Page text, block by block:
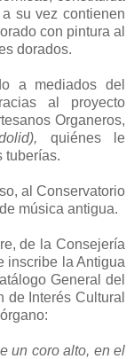
su vez contienen
con pintura al
dorados.
a mediados del
al proyecto
Organeros,
quiénes le
tuberías.
al Conservatorio
música antigua.
de la Consejería
inscribe la Antigua
General del
de Interés Cultural
un coro alto, en el